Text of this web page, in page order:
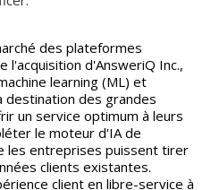
l'acquisition d'AnsweriQ Inc.,
learning (ML) et
destination des grandes
un service optimum à leurs
le moteur d'IA de
les entreprises puissent tirer
clients existantes.
client en libre-service à